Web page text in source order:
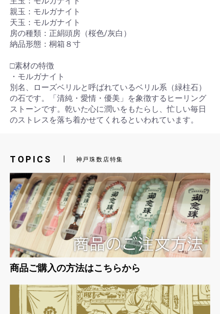
お買い物を続ける カートへ進む
親玉：モルガナイト
天玉：モルガナイト
房の種類：正絹頭房（桜色/灰白）
納品形態：桐箱８寸
□素材の特徴
・モルガナイト
別名、ローズベリルと呼ばれているベリル系（緑柱石）
の石です。「清純・愛情・優美」を象徴するヒーリング
ストーンです。乾いた心に潤いをもたらし、忙しい毎日
のストレスを落ち着かせてくれるといわれています。
TOPICS 神戸珠数店特集
商品ご購入の方法はこちらから